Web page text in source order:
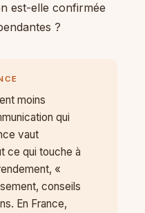
est-elle confirmée
?
moins
qui
vaut
ce qui touche à
«
conseils
En France,